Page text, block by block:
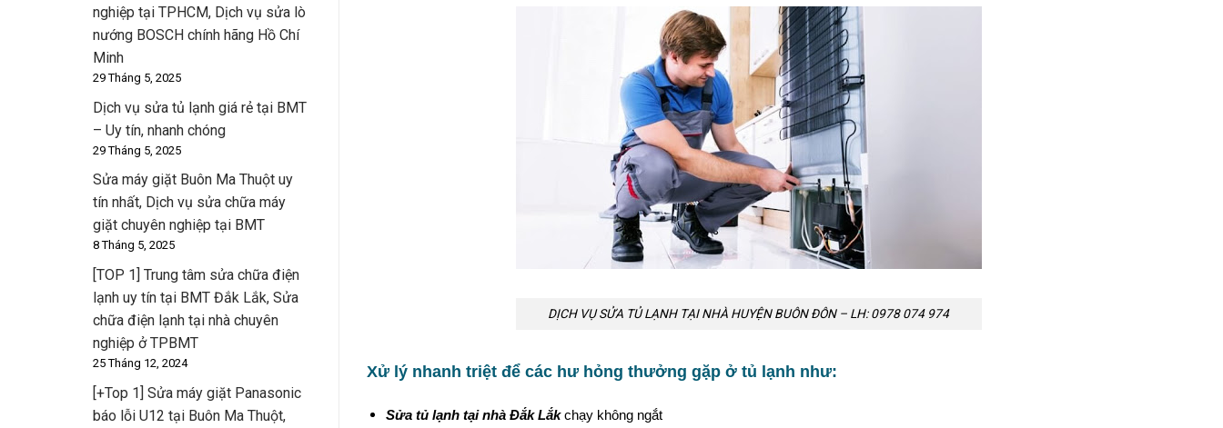
nghiệp tại TPHCM, Dịch vụ sửa lò
nướng BOSCH chính hãng Hồ Chí
Minh
29 Tháng 5, 2025
Dịch vụ sửa tủ lạnh giá rẻ tại BMT
– Uy tín, nhanh chóng
29 Tháng 5, 2025
Sửa máy giặt Buôn Ma Thuột uy
tín nhất, Dịch vụ sửa chữa máy
giặt chuyên nghiệp tại BMT
8 Tháng 5, 2025
[TOP 1] Trung tâm sửa chữa điện
lạnh uy tín tại BMT Đắk Lắk, Sửa
chữa điện lạnh tại nhà chuyên
nghiệp ở TPBMT
25 Tháng 12, 2024
[+Top 1] Sửa máy giặt Panasonic
báo lỗi U12 tại Buôn Ma Thuột,
DỊCH VỤ SỬA TỦ LẠNH TẠI NHÀ HUYỆN BUÔN ĐÔN – LH: 0978 074 974
Xử lý nhanh triệt để các hư hỏng thưởng gặp ở tủ lạnh như:
Sửa tủ lạnh tại nhà Đắk Lắk chạy không ngắt